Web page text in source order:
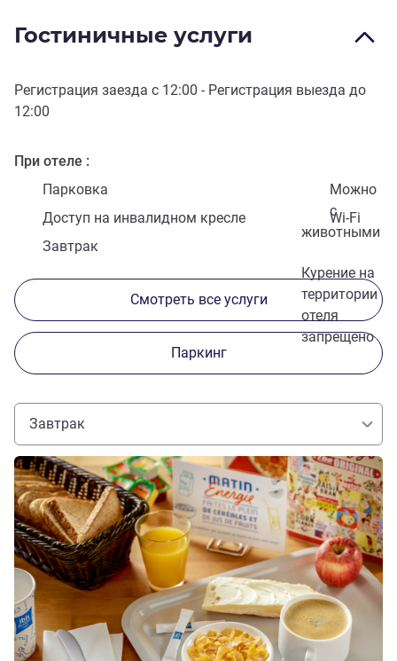
Гостиничные услуги
Регистрация заезда с 12:00 - Регистрация выезда до
12:00
При отеле
Парковка
Можно
с
животными
Доступ на инвалидном кресле
Wi-Fi
Завтрак
Курение на
территории
отеля
запрещено
Смотреть все услуги
Паркинг
Завтрак
Подробная информация